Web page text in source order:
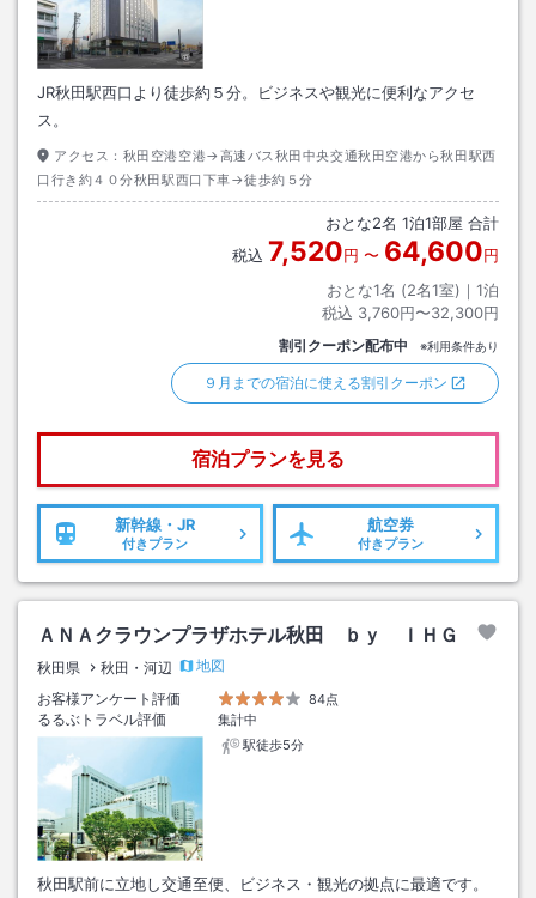
JR秋田駅西口より徒歩約５分。ビジネスや観光に便利なアクセ
ス。
アクセス： 秋田空港空港→高速バス秋田中央交通秋田空港から秋田駅西
口行き約４０分秋田駅西口下車→徒歩約５分
おとな2名 1泊1部屋 合計
税込 7,520円 〜 64,600円
おとな1名 (2名1室)｜ 1泊
税込 3,760円〜32,300円
割引クーポン配布中 ※利用条件あり
９月までの宿泊に使える割引クーポン
宿泊プランを見る
新幹線・JR
付きプラン
航空券
付きプラン
ＡＮＡクラウンプラザホテル秋田 ｂｙ ＩＨＧ
秋田県 秋田・河辺
地図
お客様アンケート評価
84点
るるぶトラベル評価
集計中
駅徒歩5分
秋田駅前に立地し交通至便、ビジネス・観光の拠点に最適です。